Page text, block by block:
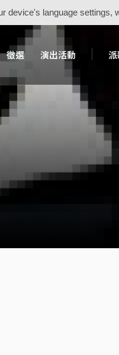
device's language settings,
徵選 演出活動 派